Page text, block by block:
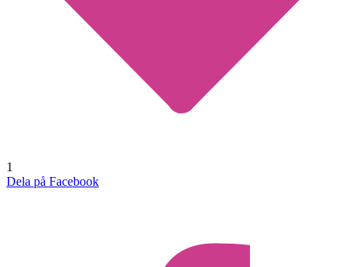
1
Dela på Facebook